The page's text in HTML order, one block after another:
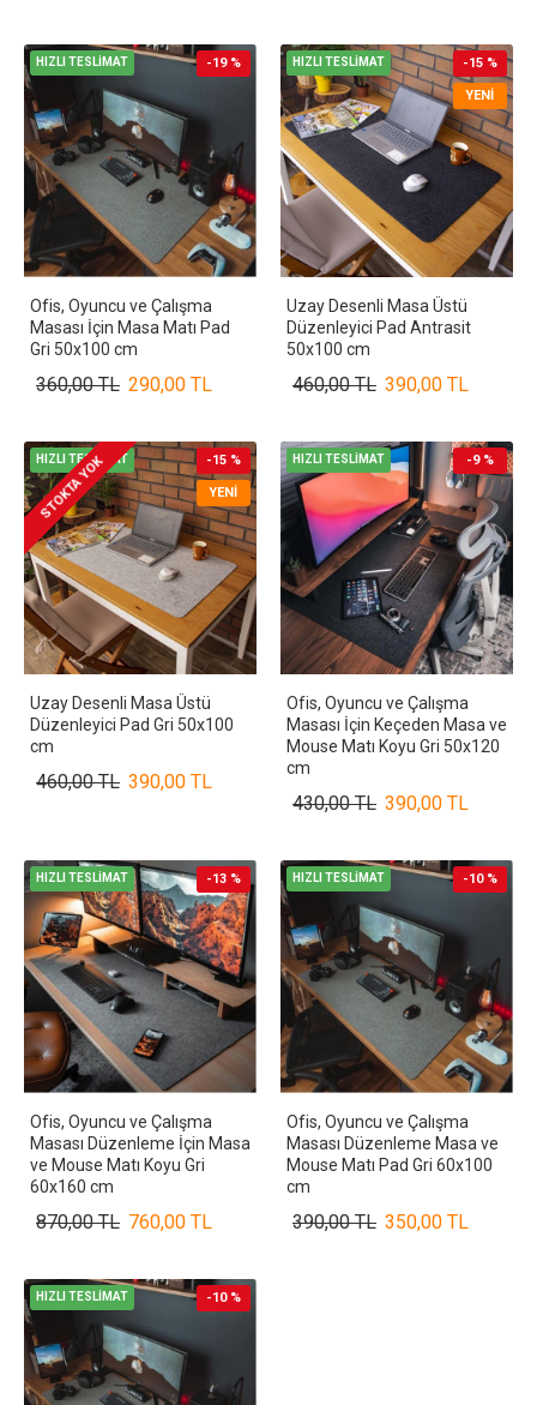
HIZLI TESLİMAT -19 %
Ofis, Oyuncu ve Çalışma
Masası İçin Masa Matı Pad
Gri 50x100 cm
290,00 TL
360,00 TL
HIZLI TESLİMAT
YENI
-15 %
Uzay Desenli Masa Üstü
Düzenleyici Pad Antrasit
50x100 cm
390,00 TL
460,00 TL
HIZLI TESLİMAT
YENI
-15 %
STOKTA YOK
Uzay Desenli Masa Üstü
Düzenleyici Pad Gri 50x100
cm
390,00 TL
460,00 TL
HIZLI TESLİMAT -9 %
Ofis, Oyuncu ve Çalışma
Masası İçin Keçeden Masa ve
Mouse Matı Koyu Gri 50x120
cm
390,00 TL
430,00 TL
HIZLI TESLİMAT -13 %
Ofis, Oyuncu ve Çalışma
Masası Düzenleme İçin Masa
ve Mouse Matı Koyu Gri
60x160 cm
760,00 TL
870,00 TL
HIZLI TESLİMAT -10 %
Ofis, Oyuncu ve Çalışma
Masası Düzenleme Masa ve
Mouse Matı Pad Gri 60x100
cm
350,00 TL
390,00 TL
HIZLI TESLİMAT -10 %